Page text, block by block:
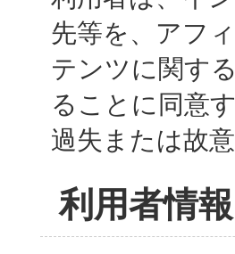
先等を、アフ
テンツに関す
ることに同意
過失または故
利用者情